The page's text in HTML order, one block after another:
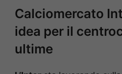
Calciomercato
idea per il
ultime